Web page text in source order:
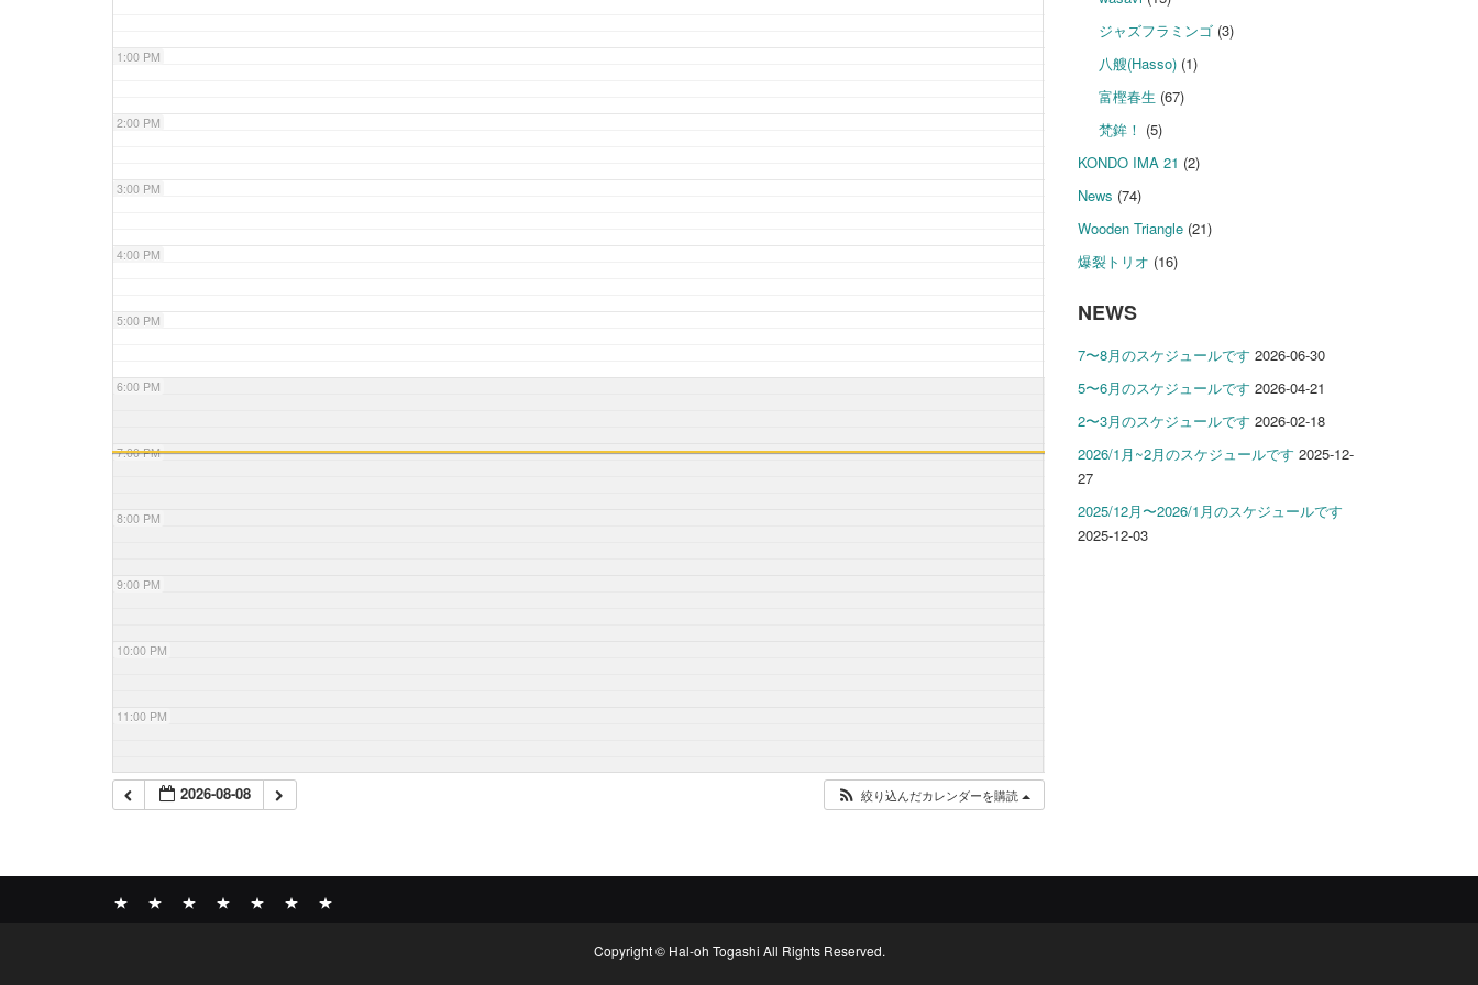
1:00 PM
2:00 PM
3:00 PM
4:00 PM
5:00 PM
6:00 PM
7:00 PM
8:00 PM
9:00 PM
10:00 PM
11:00 PM
2026-08-08 絞り込んだカレンダーを購読
ジャズフラミンゴ (3)
八艘(Hasso) (1)
富樫春生 (67)
梵鉾！ (5)
KONDO IMA 21 (2)
News (74)
Wooden Triangle(21)
爆裂トリオ (16)
NEWS
7〜8月のスケジュールです 2026-06-30
5〜6月のスケジュールです 2026-04-21
2〜3月のスケジュールです 2026-02-18
2026/1月~2月のスケジュールです 2025-12-
27
2025/12月〜2026/1月のスケジュールです
2025-12-03
Copyright © Hal-oh Togashi All Rights Reserved.